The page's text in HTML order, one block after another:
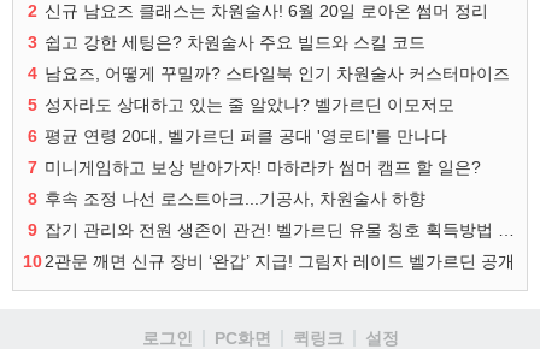
2 신규 남요즈 클래스는 차원술사! 6월 20일 로아온 썸머 정리
3 쉽고 강한 세팅은? 차원술사 주요 빌드와 스킬 코드
4 남요즈, 어떻게 꾸밀까? 스타일북 인기 차원술사 커스터마이즈
5 성자라도 상대하고 있는 줄 알았나? 벨가르딘 이모저모
6 평균 연령 20대, 벨가르딘 퍼클 공대 '영로티'를 만나다
7 미니게임하고 보상 받아가자! 마하라카 썸머 캠프 할 일은?
8 후속 조정 나선 로스트아크...기공사, 차원술사 하향
9
102관문 깨면 신규 장비 ‘완갑’ 지급! 그림자 레이드 벨가르딘 공개
로그인 PC화면 퀵링크 설정